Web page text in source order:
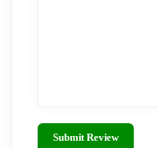
Submit Review